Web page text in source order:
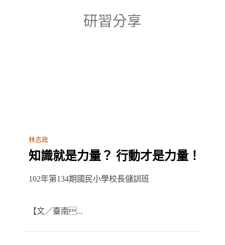
研習分享
林志政
知識就是力量？ 行動才是力量！
102年第134期國民小學校長儲訓班
【文／臺南...